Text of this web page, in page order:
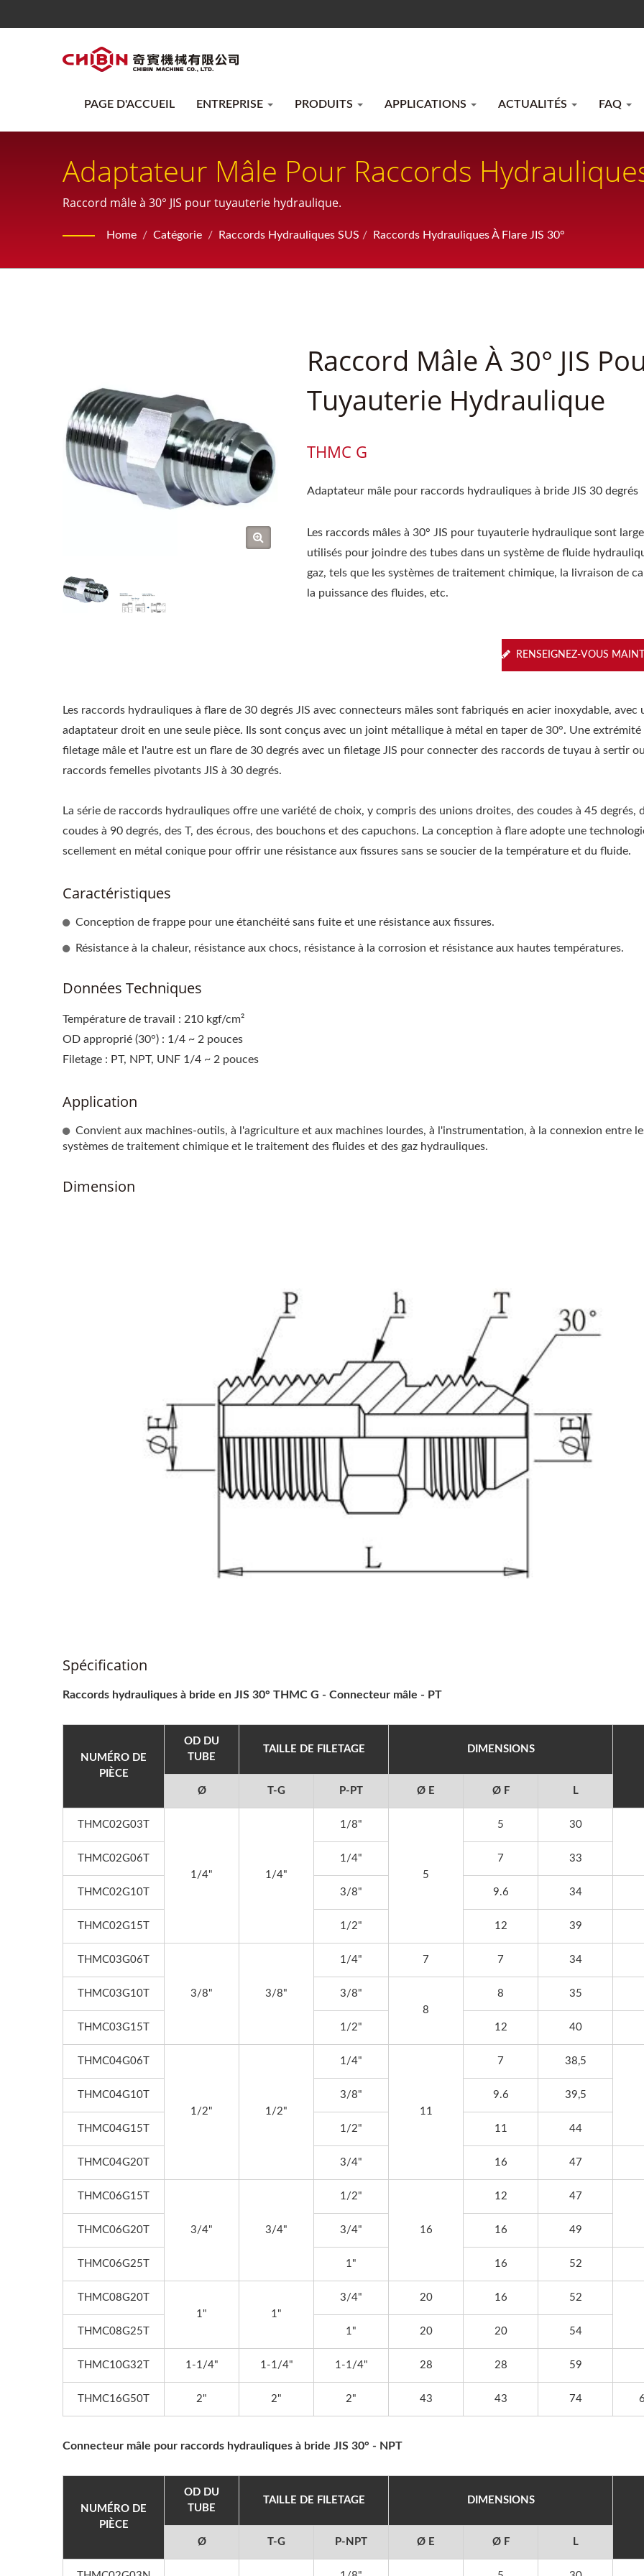
PAGE D'ACCUEIL ENTREPRISE PRODUITS APPLICATIONS ACTUALITÉS FAQ
Adaptateur Mâle Pour Raccords
Degrés
Raccord mâle à 30° JIS pour tuyauterie hydraulique.
Home / Catégorie / Raccords Hydrauliques SUS / Raccords Hydrauliques À Flare JIS 30°
Raccord Mâle À 30° JIS
Tuyauterie Hydraulique
THMC G
Adaptateur mâle pour raccords hydrauliques à bride JIS 30 degrés
Les raccords mâles à 30° JIS pour tuyauterie hydraulique sont
utilisés pour joindre des tubes dans un système de fluide
gaz, tels que les systèmes de traitement chimique, la livraison de
la puissance des fluides, etc.
RENSEIGNEZ-VOUS
Les raccords hydrauliques à flare de 30 degrés JIS avec connecteurs mâles sont fabriqués en acier inoxydable, avec
adaptateur droit en une seule pièce. Ils sont conçus avec un joint métallique à métal en taper de 30°. Une extrémité
filetage mâle et l'autre est un flare de 30 degrés avec un filetage JIS pour connecter des raccords de tuyau à sertir
raccords femelles pivotants JIS à 30 degrés.
La série de raccords hydrauliques offre une variété de choix, y compris des unions droites, des coudes à 45 degrés,
coudes à 90 degrés, des T, des écrous, des bouchons et des capuchons. La conception à flare adopte une
scellement en métal conique pour offrir une résistance aux fissures sans se soucier de la température et du fluide.
Caractéristiques
Conception de frappe pour une étanchéité sans fuite et une résistance aux fissures.
Résistance à la chaleur, résistance aux chocs, résistance à la corrosion et résistance aux hautes températures.
Données Techniques
Température de travail : 210 kgf/cm²
OD approprié (30°) : 1/4 ~ 2 pouces
Filetage : PT, NPT, UNF 1/4 ~ 2 pouces
Application
Convient aux machines-outils, à l'agriculture et aux machines lourdes, à l'instrumentation, à la connexion entre
systèmes de traitement chimique et le traitement des fluides et des gaz hydrauliques.
Dimension
Spécification
Raccords hydrauliques à bride en JIS 30° THMC G - Connecteur mâle - PT
NUMÉRO DE
PIÈCE
OD DU
TUBE
TAILLE DE FILETAGE DIMENSIONS
Ø T-G P-PT Ø E Ø F L
THMC02G03T
1/4" 1/4"
1/8"
5
5
30
THMC02G06T
1/4" 7 33
THMC02G10T 3/8" 9.6 34
THMC02G15T 1/2" 12 39
THMC03G06T
3/8" 3/8"
1/4" 7 7 34
THMC03G10T
3/8"
8
8 35
THMC03G15T 1/2" 12 40
THMC04G06T
1/2" 1/2"
1/4"
11
7 38,5
THMC04G10T 3/8" 9.6 39,5
THMC04G15T 1/2" 11 44
THMC04G20T 3/4" 16 47
THMC06G15T
3/4" 3/4"
1/2"
16
12
47
THMC06G20T
3/4" 16 49
THMC06G25T 1" 16 52
THMC08G20T
1"
1"
3/4" 20 16
52
THMC08G25T
1" 20 20 54
THMC10G32T 1-1/4" 1-1/4" 1-1/4" 28 28 59
THMC16G50T 2" 2" 2" 43 43 74
Connecteur mâle pour raccords hydrauliques à bride JIS 30° - NPT
NUMÉRO DE
PIÈCE
OD DU
TUBE
TAILLE DE FILETAGE
DIMENSIONS
Ø T-G P-NPT Ø E Ø F L
2025 Hannover Messe,
31/03~04/04, Hall : 012,
Numéro De Stand : D30-2
2025 SEMICON JAPAN,
12/17~19, Tokyo Big Sight, Les
Informations Sur Le Stand
2025 TIMTOS 03/
Centre De
Mondial De Taipei